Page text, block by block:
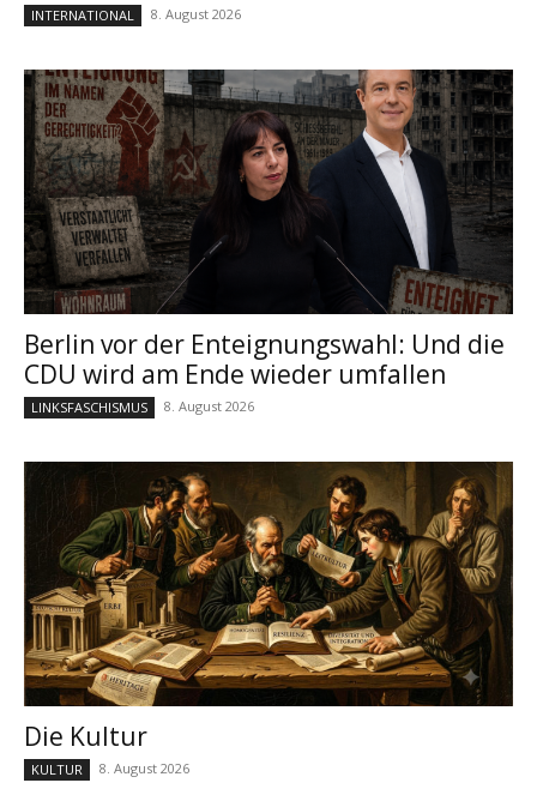
INTERNATIONAL 8. August 2026
Berlin vor der Enteignungswahl: Und die
CDU wird am Ende wieder umfallen
LINKSFASCHISMUS 8. August 2026
Die Kultur
KULTUR 8. August 2026